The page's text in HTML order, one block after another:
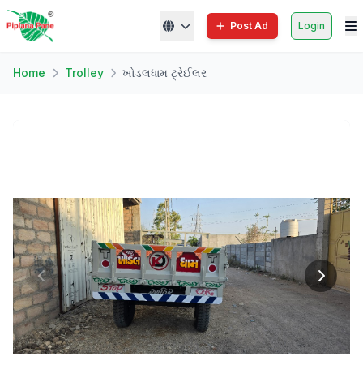
Post Ad Login
Home Trolley ખોડલધામ ટ્રેઈલર